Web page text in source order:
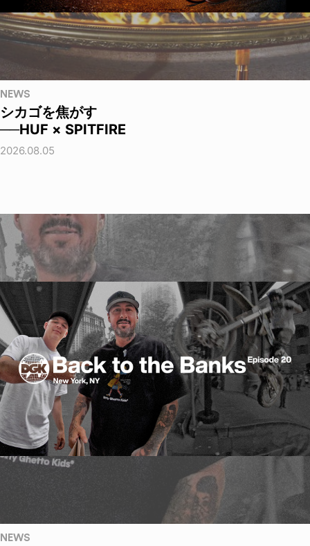
NEWS
シカゴを焦がす
──HUF × SPITFIRE
2026.08.05
NEWS